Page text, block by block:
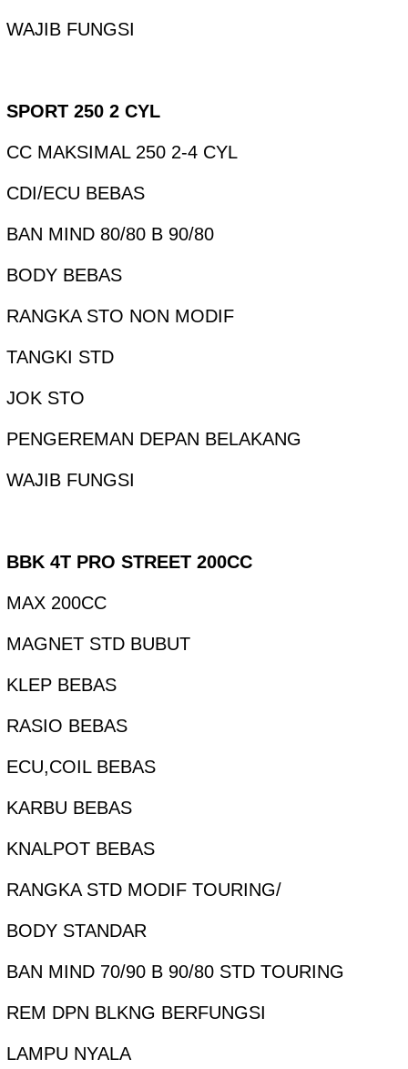
WAJIB FUNGSI
SPORT 250 2 CYL
CC MAKSIMAL 250 2-4 CYL
CDI/ECU BEBAS
BAN MIND 80/80 B 90/80
BODY BEBAS
RANGKA STO NON MODIF
TANGKI STD
JOK STO
PENGEREMAN DEPAN BELAKANG
WAJIB FUNGSI
BBK 4T PRO STREET 200CC
MAX 200CC
MAGNET STD BUBUT
KLEP BEBAS
RASIO BEBAS
ECU,COIL BEBAS
KARBU BEBAS
KNALPOT BEBAS
RANGKA STD MODIF TOURING/
BODY STANDAR
BAN MIND 70/90 B 90/80 STD TOURING
REM DPN BLKNG BERFUNGSI
LAMPU NYALA